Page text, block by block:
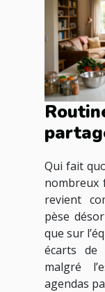
Qui fait
nombreux
revient
pèse
que sur
écarts de
malgré
agendas